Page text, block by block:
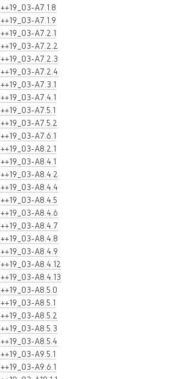
A7.1.8
A7.1.9
A7.2.1
A7.2.2
A7.2.3
A7.2.4
A7.3.1
A7.4.1
A7.5.1
A7.5.2
A7.6.1
A8.2.1
A8.4.1
A8.4.2
A8.4.4
A8.4.5
A8.4.6
A8.4.7
A8.4.8
A8.4.9
A8.4.12
A8.4.13
A8.5.0
A8.5.1
A8.5.2
A8.5.3
A8.5.4
A9.5.1
A9.6.1